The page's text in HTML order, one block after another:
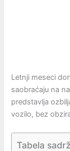
Letnji meseci
saobraćaju na
predstavlja
vozilo, bez
Tabela